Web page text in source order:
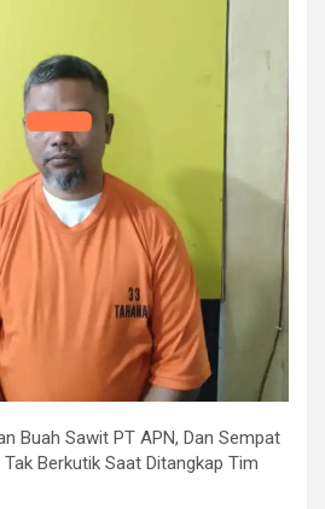
Buah Sawit PT APN, Dan Sempat
Berkutik Saat Ditangkap Tim